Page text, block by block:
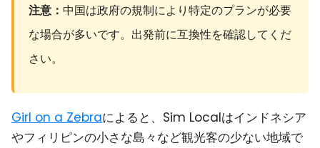
注意：中国は政府の規制により特定のプランが必要
な場合が多いです。出発前に互換性を確認してくだ
さい。
Girl on a Zebraによると、Sim Localはインドネシア
やフィリピンの小さな島々など観光客の少ない地域で